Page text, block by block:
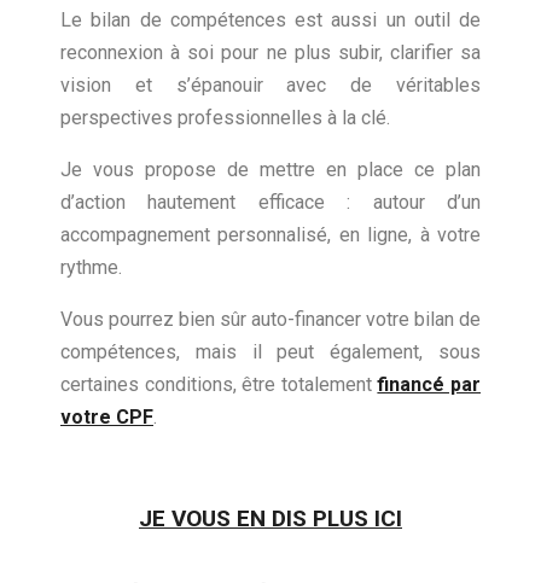
Le bilan de compétences est aussi un outil de
reconnexion à soi pour ne plus subir, clarifier sa
vision et s’épanouir avec de véritables
perspectives professionnelles à la clé.
Je vous propose de mettre en place ce plan
d’action hautement efficace : autour d’un
accompagnement personnalisé, en ligne, à votre
rythme.
Vous pourrez bien sûr auto-financer votre bilan de
compétences, mais il peut également, sous
certaines conditions, être totalementfinancé par
votre CPF.
JE VOUS EN DIS PLUS ICI